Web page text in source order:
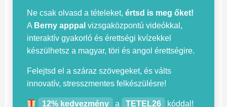
Ne csak olvasd a tételeket,értsd is meg őket!
A Berny apppal vizsgaközpontú videókkal,
interaktív gyakorló és érettségi kvízekkel
készülhetsz a magyar, töri és angol érettségire.
Felejtsd el a száraz szövegeket, és válts
innovatív, stresszmentes felkészülésre!
12% kedvezmény a TETEL26 kóddal!